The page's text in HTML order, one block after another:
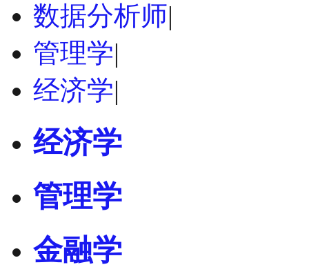
数据分析师|
管理学|
经济学|
经济学
管理学
金融学